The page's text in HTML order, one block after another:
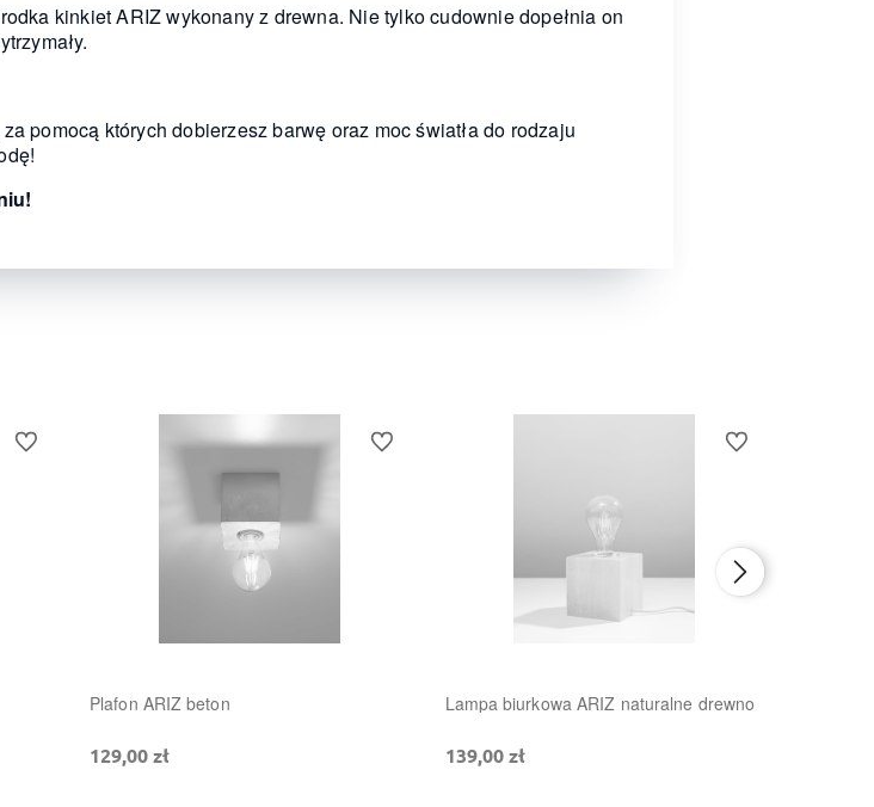
kinkiet ARIZ wykonany z drewna. Nie tylko cudownie dopełnia on
pomocą których dobierzesz barwę oraz moc światła do rodzaju
Do ulubionych
Plafon ARIZ beton
129,00 zł
Do ulubionych
Lampa biurkowa ARIZ naturalne drewno
139,00 zł
Do ulubionych